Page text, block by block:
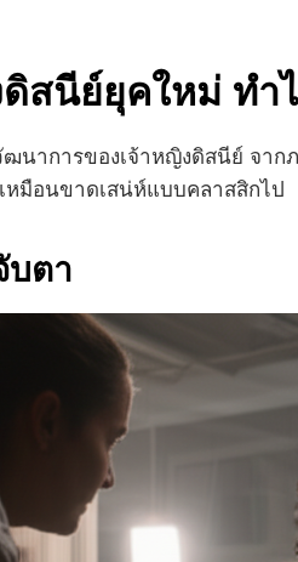
ดิสนีย์ยุคใหม่ ท
ฒนาการของเจ้าหญิงดิสนีย์ จา
หมือนขาดเสน่ห์แบบคลาสสิกไป
บตา